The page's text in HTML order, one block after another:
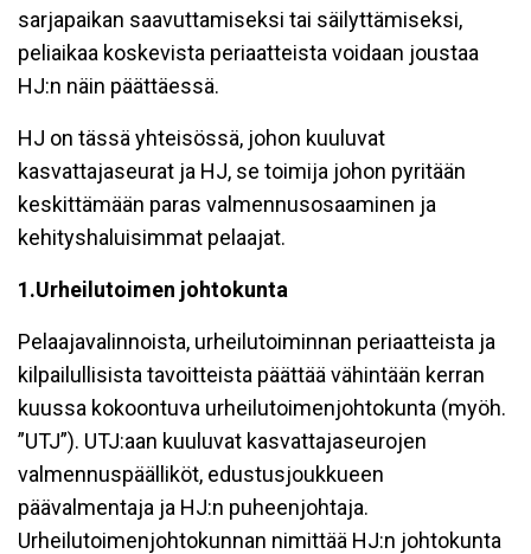
sarjapaikan saavuttamiseksi tai säilyttämiseksi,
peliaikaa koskevista periaatteista voidaan joustaa
HJ:n näin päättäessä.
HJ on tässä yhteisössä, johon kuuluvat
kasvattajaseurat ja HJ, se toimija johon pyritään
keskittämään paras valmennusosaaminen ja
kehityshaluisimmat pelaajat.
1.Urheilutoimen johtokunta
Pelaajavalinnoista, urheilutoiminnan periaatteista ja
kilpailullisista tavoitteista päättää vähintään kerran
kuussa kokoontuva urheilutoimenjohtokunta (myöh.
”UTJ”). UTJ:aan kuuluvat kasvattajaseurojen
valmennuspäälliköt, edustusjoukkueen
päävalmentaja ja HJ:n puheenjohtaja.
Urheilutoimenjohtokunnan nimittää HJ:n johtokunta